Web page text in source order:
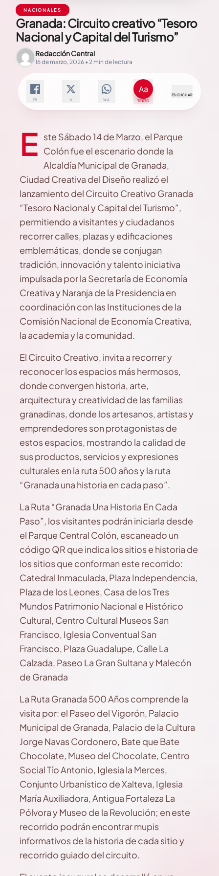
NACIONALES
Granada: Circuito creativo “Tesoro
Nacional y Capital del Turismo”
Redacción Central
16 de marzo, 2026 • 2 min de lectura
FB X WA TEXTO
ESCUCHAR
E ste Sábado 14 de Marzo, el Parque
Colón fue el escenario donde la
Alcaldía Municipal de Granada,
Ciudad Creativa del Diseño realizó el
lanzamiento del Circuito Creativo Granada
“Tesoro Nacional y Capital del Turismo”,
permitiendo a visitantes y ciudadanos
recorrer calles, plazas y edificaciones
emblemáticas, donde se conjugan
tradición, innovación y talento iniciativa
impulsada por la Secretaría de Economía
Creativa y Naranja de la Presidencia en
coordinación con las Instituciones de la
Comisión Nacional de Economía Creativa,
la academia y la comunidad.
El Circuito Creativo, invita a recorrer y
reconocer los espacios más hermosos,
donde convergen historia, arte,
arquitectura y creatividad de las familias
granadinas, donde los artesanos, artistas y
emprendedores son protagonistas de
estos espacios, mostrando la calidad de
sus productos, servicios y expresiones
culturales en la ruta 500 años y la ruta
“Granada una historia en cada paso”.
La Ruta “Granada Una Historia En Cada
Paso”, los visitantes podrán iniciarla desde
el Parque Central Colón, escaneado un
código QR que indica los sitios e historia de
los sitios que conforman este recorrido:
Catedral Inmaculada, Plaza Independencia,
Plaza de los Leones, Casa de los Tres
Mundos Patrimonio Nacional e Histórico
Cultural, Centro Cultural Museos San
Francisco, Iglesia Conventual San
Francisco, Plaza Guadalupe, Calle La
Calzada, Paseo La Gran Sultana y Malecón
de Granada
La Ruta Granada 500 Años comprende la
visita por: el Paseo del Vigorón, Palacio
Municipal de Granada, Palacio de la Cultura
Jorge Navas Cordonero, Bate que Bate
Chocolate, Museo del Chocolate, Centro
Social Tío Antonio, Iglesia la Merces,
Conjunto Urbanístico de Xalteva, Iglesia
María Auxiliadora, Antigua Fortaleza La
Pólvora y Museo de la Revolución; en este
recorrido podrán encontrar mupis
informativos de la historia de cada sitio y
recorrido guiado del circuito.